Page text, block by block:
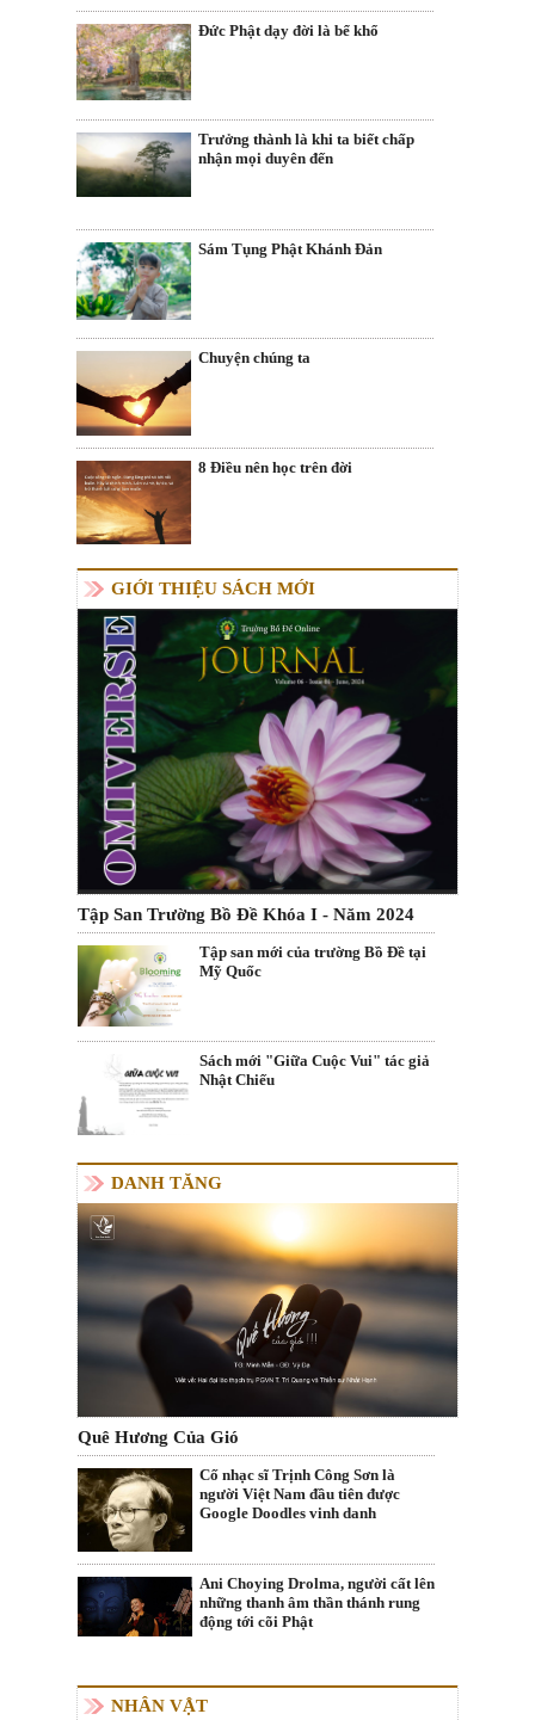
Đức Phật dạy đời là bể khổ
Trưởng thành là khi ta biết chấp
nhận mọi duyên đến
Sám Tụng Phật Khánh Đản
Chuyện chúng ta
8 Điều nên học trên đời
GIỚI THIỆU SÁCH MỚI
Tập San Trường Bồ Đề Khóa I - Năm 2024
Tập san mới của trường Bồ Đề tại
Mỹ Quốc
Sách mới "Giữa Cuộc Vui" tác giả
Nhật Chiếu
DANH TĂNG
Quê Hương Của Gió
Cố nhạc sĩ Trịnh Công Sơn là
người Việt Nam đầu tiên được
Google Doodles vinh danh
Ani Choying Drolma, người cất lên
những thanh âm thần thánh rung
động tới cõi Phật
NHÂN VẬT